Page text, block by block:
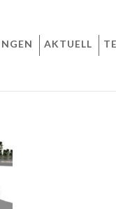
AKTUELL